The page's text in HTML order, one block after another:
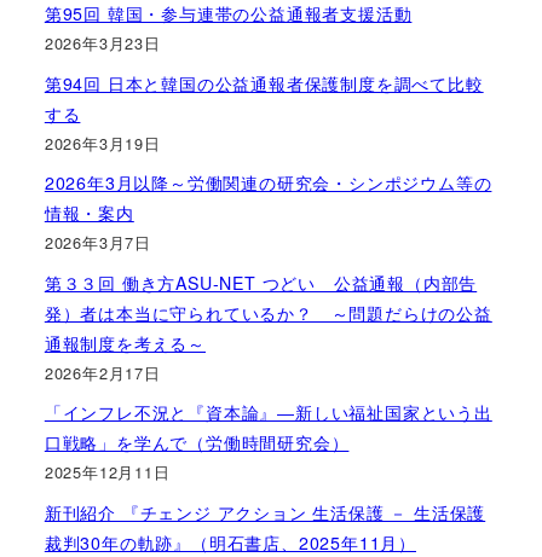
第95回 韓国・参与連帯の公益通報者支援活動
2026年3月23日
第94回 日本と韓国の公益通報者保護制度を調べて比較
する
2026年3月19日
2026年3月以降～労働関連の研究会・シンポジウム等の
情報・案内
2026年3月7日
第３３回 働き方ASU-NET つどい 公益通報（内部告
発）者は本当に守られているか？ ～問題だらけの公益
通報制度を考える～
2026年2月17日
「インフレ不況と『資本論』―新しい福祉国家という出
口戦略」を学んで（労働時間研究会）
2025年12月11日
新刊紹介 『チェンジ アクション 生活保護 － 生活保護
裁判30年の軌跡』（明石書店、2025年11月）